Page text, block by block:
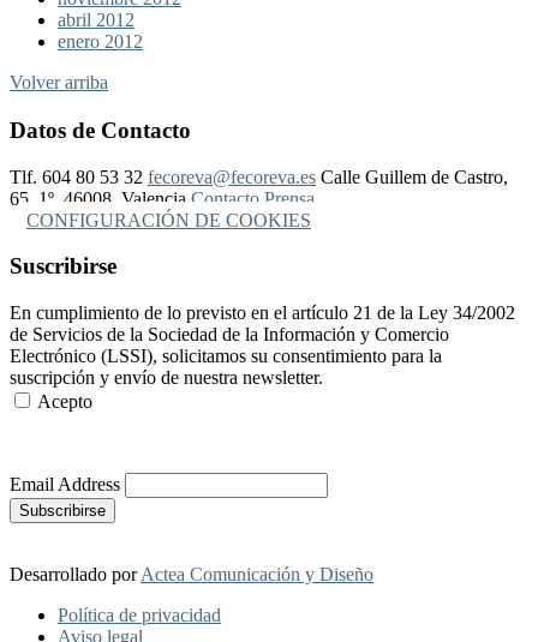
abril 2012
enero 2012
Volver arriba
Datos de Contacto
Tlf. 604 80 53 32 fecoreva@fecoreva.es Calle Guillem de Castro,
65, 1º, 46008, Valencia Contacto Prensa
CONFIGURACIÓN DE COOKIES
Suscribirse
En cumplimiento de lo previsto en el artículo 21 de la Ley 34/2002
de Servicios de la Sociedad de la Información y Comercio
Electrónico (LSSI), solicitamos su consentimiento para la
suscripción y envío de nuestra newsletter.
Acepto
Email Address
Desarrollado porActea Comunicación y Diseño
Política de privacidad
Aviso legal